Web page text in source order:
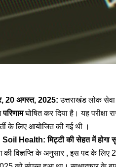
20 अगस्त, 2025: उत्तराखंड लोक
परिणाम घोषित कर दिया है।यह परीक्षा
के लिए आयोजित की गई थी ।
Health: मिट्टी की सेहत में होगा
की विज्ञप्ति के अनुसार , इस पद के लिए